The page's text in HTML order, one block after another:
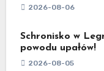
2026-08-06
Schronisko w
powodu upałów!
2026-08-05